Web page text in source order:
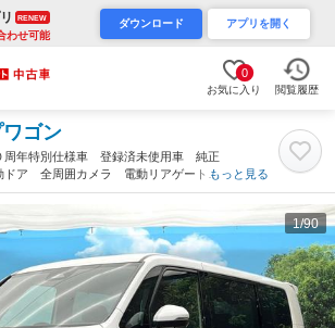
RENEW
わせ可能
ダウンロード アプリを開く
0
お気に入り 閲覧履歴
ゴン
周年特別仕様車 登録済未使用車 純正
ドア 全周囲カメラ 電動リアゲート
ー ホンダセンシング シートヒータ
ーナーセンサー 純正１６インチアル
もっと見る
1/90